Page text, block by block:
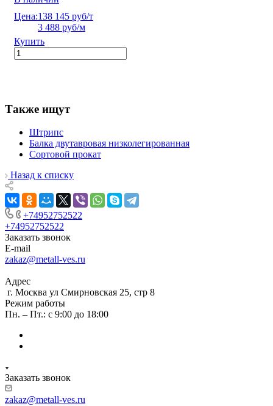
Цена:138 145 руб/т
3 488 руб/м
Купить
Также ищут
Штрипс
Балка двутавровая низколегированная
Сортовой прокат
Назад к списку
+74952752522
+74952752522
Заказать звонок
E-mail
zakaz@metall-ves.ru
Адрес
г. Москва ул Смирновская 25, стр 8
Режим работы
Пн. – Пт.: с 9:00 до 18:00
Заказать звонок
zakaz@metall-ves.ru